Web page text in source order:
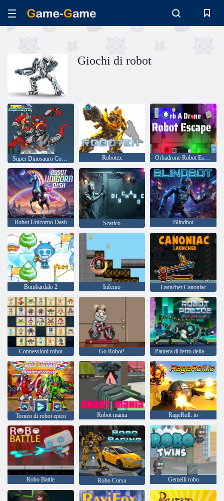
Giochi di robot
Super Dinosauro Combattente Robotex Orbadrone Robot Escape
Robot Unicorno Dash Scarico Blindbot
Bombardalo 2 Inferno Launcher Canoniac
Connessioni robot Go Robot! Pantera di ferro della polizia del robot
Torneo di robot epico Robot mania RageRoll. io
Robo Battle Robo Corsa Gemelli robo